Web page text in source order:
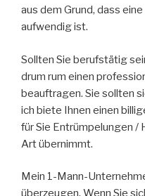
aus dem Grund, dass
aufwendig ist.
Sollten Sie berufstätig
drum rum einen
beauftragen. Sie sollten
ich biete Ihnen einen
für Sie Entrümpelungen /
Art übernimmt.
Mein 1-Mann-
überzeugen. Wenn Sie